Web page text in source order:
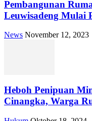
Pembangunan
Leuwisadeng Mulai
News November 12, 2023
Heboh Penipuan
Cinangka, Warga